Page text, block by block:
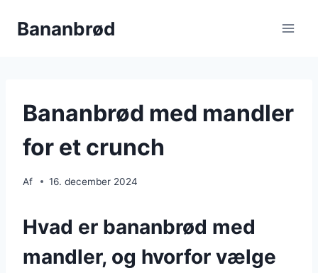
Bananbrød
Bananbrød med mandler
for et crunch
Af 16. december 2024
Hvad er bananbrød med
mandler, og hvorfor vælge